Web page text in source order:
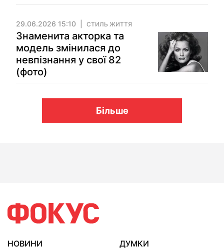
29.06.2026 15:10 СТИЛЬ ЖИТТЯ
Знаменита акторка та
модель змінилася до
невпізнання у свої 82
(фото)
Більше
НОВИНИ
ДУМКИ